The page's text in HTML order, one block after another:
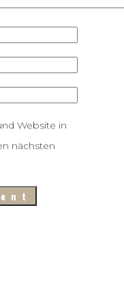
Website in
nächsten